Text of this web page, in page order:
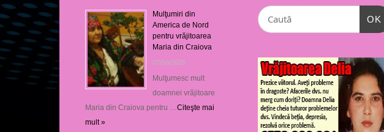
Mulţumiri din
America de Nord
pentru vrăjitoarea
Maria din Craiova
07/08/2026
Mulţumesc mult
doamnei vrăjitoare
Maria din Craiova pentru … Citeşte mai
mult »
OK